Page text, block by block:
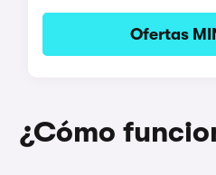
Ofertas
¿Cómo